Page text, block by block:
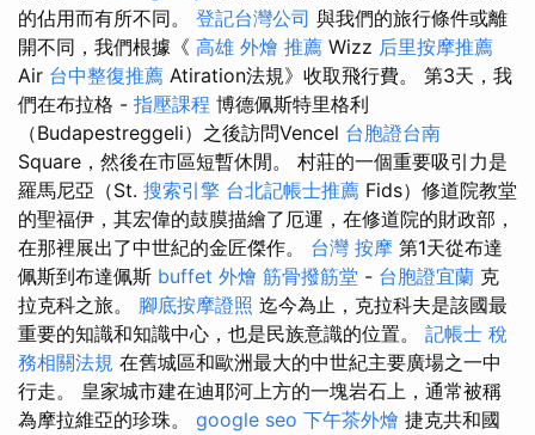
的佔用而有所不同。 登記台灣公司 與我們的旅行條件或離
開不同，我們根據《 高雄 外燴 推薦 Wizz 后里按摩推薦
Air 台中整復推薦 Atiration法規》收取飛行費。 第3天，我
們在布拉格 - 指壓課程 博德佩斯特里格利
（Budapestreggeli）之後訪問Vencel 台胞證台南
Square，然後在市區短暫休閒。 村莊的一個重要吸引力是
羅馬尼亞（St. 搜索引擎 台北記帳士推薦 Fids）修道院教堂
的聖福伊，其宏偉的鼓膜描繪了厄運，在修道院的財政部，
在那裡展出了中世紀的金匠傑作。 台灣 按摩 第1天從布達
佩斯到布達佩斯 buffet 外燴 筋骨撥筋堂 - 台胞證宜蘭 克
拉克科之旅。 腳底按摩證照 迄今為止，克拉科夫是該國最
重要的知識和知識中心，也是民族意識的位置。 記帳士 稅
務相關法規 在舊城區和歐洲最大的中世紀主要廣場之一中
行走。 皇家城市建在迪耶河上方的一塊岩石上，通常被稱
為摩拉維亞的珍珠。 google seo 下午茶外燴 捷克共和國